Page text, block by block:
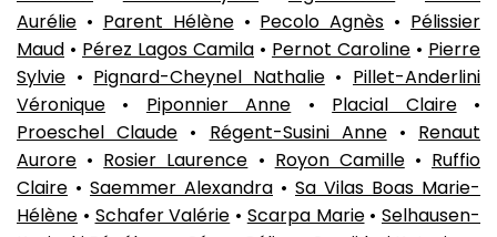
Aurélie • Parent Hélène• Pecolo Agnès • Pélissier
Maud • Pérez Lagos Camila • Pernot Caroline • Pierre
Sylvie • Pignard-Cheynel Nathalie• Pillet-Anderlini
Véronique • Piponnier Anne • Placial Claire•
Proeschel Claude • Régent-Susini Anne• Renaut
Aurore • Rosier Laurence • Royon Camille• Ruffio
Claire • Saemmer Alexandra • Sa Vilas Boas Marie-
Hélène • Schafer Valérie • Scarpa Marie• Selhausen-